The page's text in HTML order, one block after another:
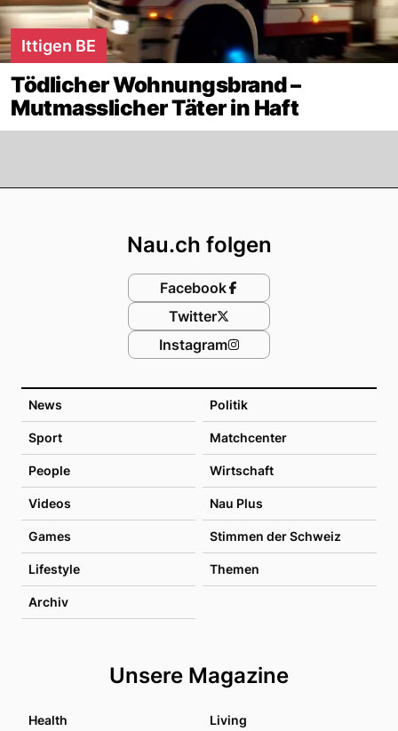
Ittigen BE
Tödlicher Wohnungsbrand –
Mutmasslicher Täter in Haft
News Politik
Sport Matchcenter
People Wirtschaft
Videos Nau Plus
Games Stimmen der Schweiz
Lifestyle Themen
Archiv
Unsere Magazine
Health Living
Nau.ch folgen
Facebook
Twitter
Instagram